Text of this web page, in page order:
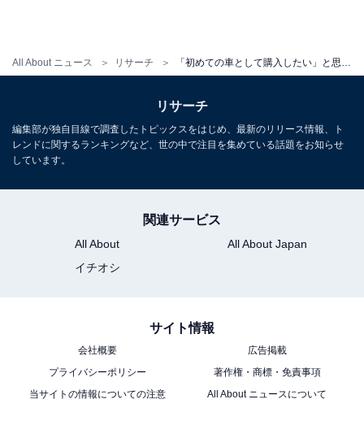
All About ニュース リサーチ
リサーチ
編集部が独自目線で調査したトピックスをはじめ、最新のリリース情報、ト
レンドに関するランキングなど、世の中で注目を集めている話題をお知らせ
しています。
関連サービス
All About
All About Japan
イチオシ
サイト情報
会社概要
広告掲載
プライバシーポリシー
著作権・商標・免責事項
当サイトの情報についての注意
All About ニュースについて